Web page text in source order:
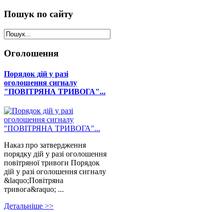
Пошук по сайту
Оголошення
Порядок дій у разі
оголошення сигналу
"ПОВІТРЯНА ТРИВОГА"...
Наказ про затвердження
порядку дій у разі оголошення
повітряної тривоги Порядок
дій у разі оголошення сигналу
&laquo;Повітряна
тривога&raquo; ...
Детальнiше >>